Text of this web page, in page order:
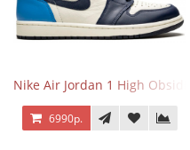
Nike Air Jordan 1 High
6990р.